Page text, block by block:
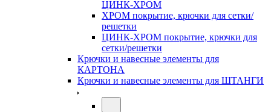
ЦИНК-ХРОМ
ХРОМ покрытие, крючки для сетки/
решетки
ЦИНК-ХРОМ покрытие, крючки для
сетки/решетки
Крючки и навесные элементы для
КАРТОНА
Крючки и навесные элементы для ШТАНГИ